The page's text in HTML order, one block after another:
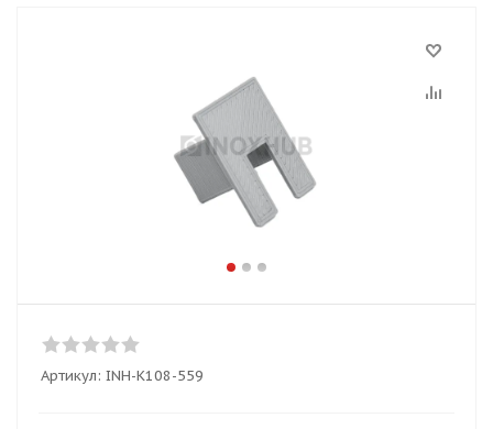
Артикул: INH-K108-559